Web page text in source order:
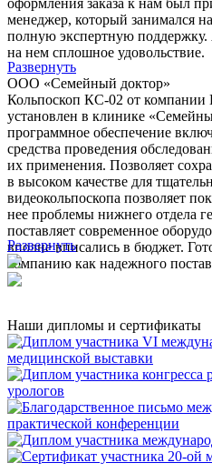
менеджер, который занимался
полную экспертную поддержку.
на нем сплошное удовольствие.
Развернуть
ООО «Семейный доктор»
Кольпоскоп КС-02 от компании
установлен в клинике
программное обеспечение
средства проведения
их применения. Позволяет
в высоком качестве для
видеокольпоскопа позволяет
нее проблемы нижнего отдела
поставляет современное
вполне вписались в бюджет.
компанию как надежного
Развернуть
Наши дипломы и сертификаты